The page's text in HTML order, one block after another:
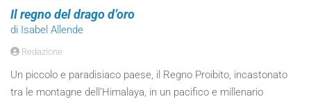
Il regno del drago d’oro
di Isabel Allende
Redazione
Un piccolo e paradisiaco paese, il Regno Proibito, incastonato
tra le montagne dell’Himalaya, in un pacifico e millenario